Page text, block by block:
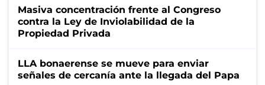
Masiva concentración frente al Congreso
contra la Ley de Inviolabilidad de la
Propiedad Privada
LLA bonaerense se mueve para enviar
señales de cercanía ante la llegada del Papa